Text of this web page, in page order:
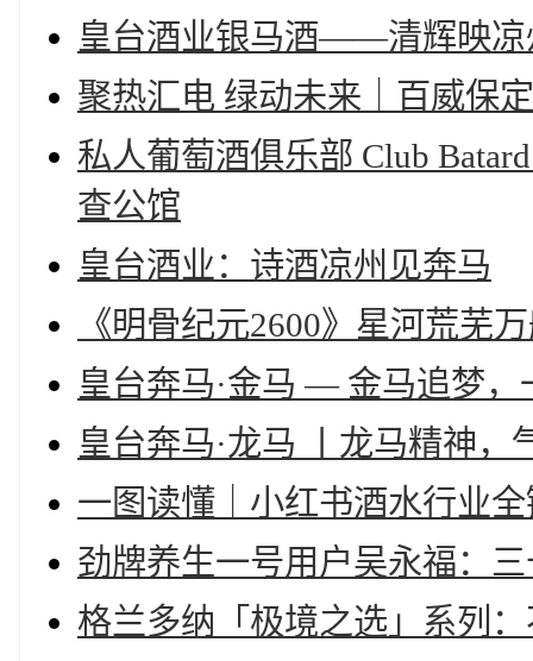
皇台酒业银马酒——清辉映凉
聚热汇电 绿动未来｜百威保
私人葡萄酒俱乐部 Club
查公馆
皇台酒业：诗酒凉州见奔马
《明骨纪元2600》星河荒芜
皇台奔马·金马 — 金马追梦，
皇台奔马·龙马 丨龙马精神，
一图读懂｜小红书酒水行业
劲牌养生一号用户吴永福：
格兰多纳「极境之选」系列